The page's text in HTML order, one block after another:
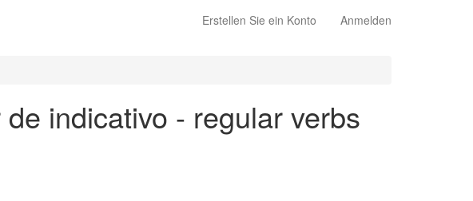
Erstellen Sie ein Konto Anmelden
indicativo - regular verbs